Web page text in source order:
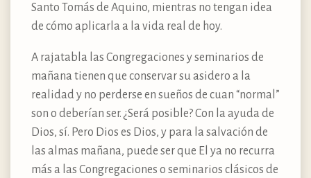
Santo Tomás de Aquino, mientras no tengan idea
de cómo aplicarla a la vida real de hoy.
A rajatabla las Congregaciones y seminarios de
mañana tienen que conservar su asidero a la
realidad y no perderse en sueños de cuan “normal”
son o deberían ser. ¿Será posible? Con la ayuda de
Dios, sí. Pero Dios es Dios, y para la salvación de
las almas mañana, puede ser que El ya no recurra
más a las Congregaciones o seminarios clásicos de